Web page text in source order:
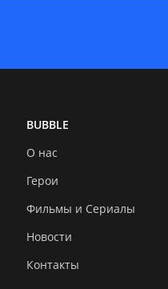
BUBBLE
О нас
Герои
Фильмы и Сериалы
Новости
Контакты